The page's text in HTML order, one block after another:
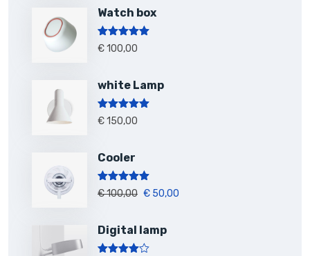
Watch box
Note5.00
sur 5
€100,00
white Lamp
Note5.00
sur 5
€150,00
Cooler
Note5.00
sur 5
€100,00 € 50,00
Digital lamp